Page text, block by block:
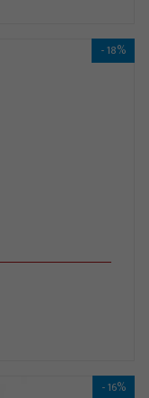
- 18%
- 16%